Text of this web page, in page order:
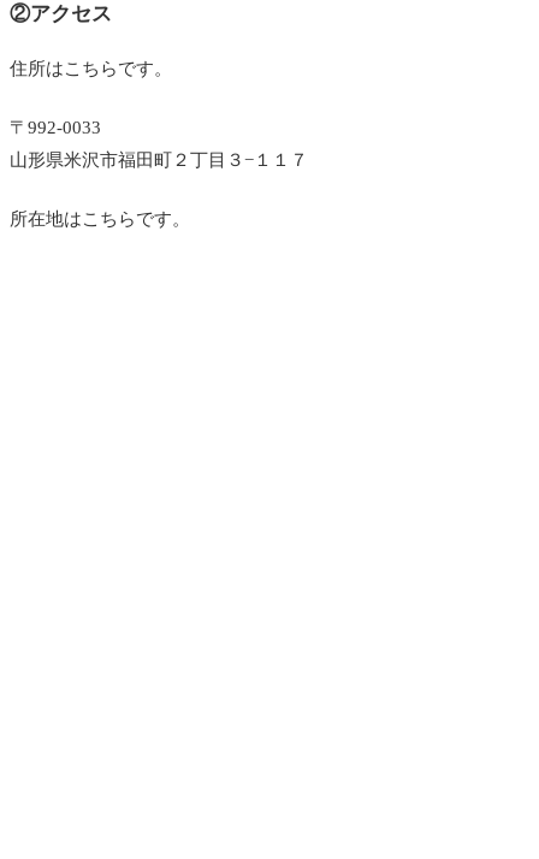
②アクセス
住所はこちらです。
〒992-0033
山形県米沢市福田町２丁目３−１１７
所在地はこちらです。